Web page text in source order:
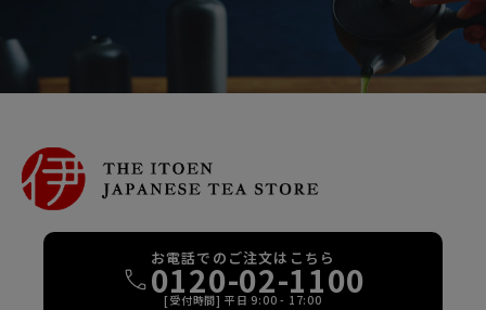
お電話でのご注文はこちら
0120-02-1100
[受付時間] 平日 9:00 - 17:00